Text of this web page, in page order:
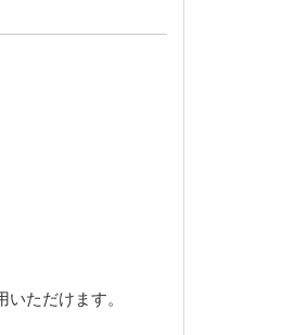
ただけます。